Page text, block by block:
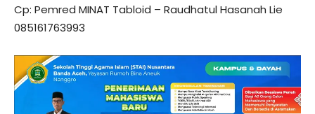
Cp: Pemred MINAT Tabloid – Raudhatul Hasanah Lie
085161763993